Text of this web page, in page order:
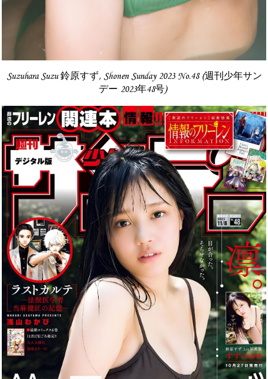
Suzuhara Suzu 鈴原すず, Shonen Sunday 2023 No.48 (週刊少年サン
デー 2023年48号)